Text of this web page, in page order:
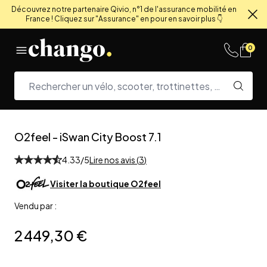
Découvrez notre partenaire Qivio, n°1 de l'assurance mobilité en
France ! Cliquez sur "Assurance" en pour en savoir plus 👇
0
O2feel - iSwan City Boost 7.1
4.33/5Lire nos avis (3)
Visiter la boutique O2feel
Vendu par :
2 449,30 €